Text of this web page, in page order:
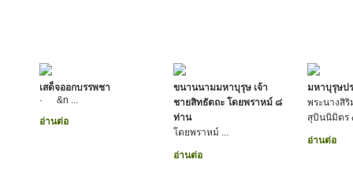
เสด็จออกบรรพชา
· &n ...
อ่านต่อ
ขนานนามมหาบุรุษ เจ้า
ชายสิทธัตถะ โดยพราหม์ ๘
ท่าน
โดยพราหม์ ...
อ่านต่อ
มหาบุรุษป
พระนางสิ
สุบินนิมิตร
อ่านต่อ